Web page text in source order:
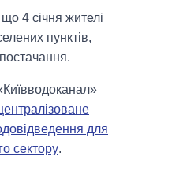
4 січня жителі
пунктів,
для
сектору.